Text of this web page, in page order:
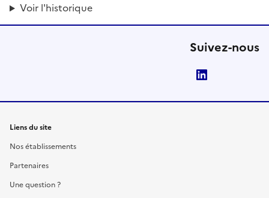
Voir l'historique
Suivez-nous
Liens du site
Nos établissements
Partenaires
Une question ?